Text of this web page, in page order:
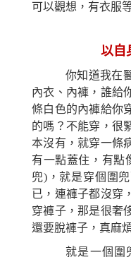
可以觀想，有衣服
以自
你知道我在
內衣、內褲，誰給
條白色的內褲給你
的嗎？不能穿，很
本沒有，就穿一條
有一點蓋住，有點
兜)，就是穿個圍
已，連褲子都沒穿
穿褲子，那是很奢
還要脫褲子，真麻
就是一個圍